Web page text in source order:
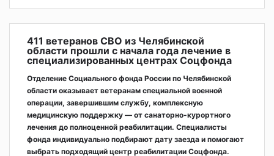
411 ветеранов СВО из Челябинской
области прошли с начала года лечение в
специализированных центрах Соцфонда
Отделение Социального фонда России по Челябинской
области оказывает ветеранам специальной военной
операции, завершившим службу, комплексную
медицинскую поддержку — от санаторно-курортного
лечения до полноценной реабилитации. Специалисты
фонда индивидуально подбирают дату заезда и помогают
выбрать подходящий центр реабилитации Соцфонда.